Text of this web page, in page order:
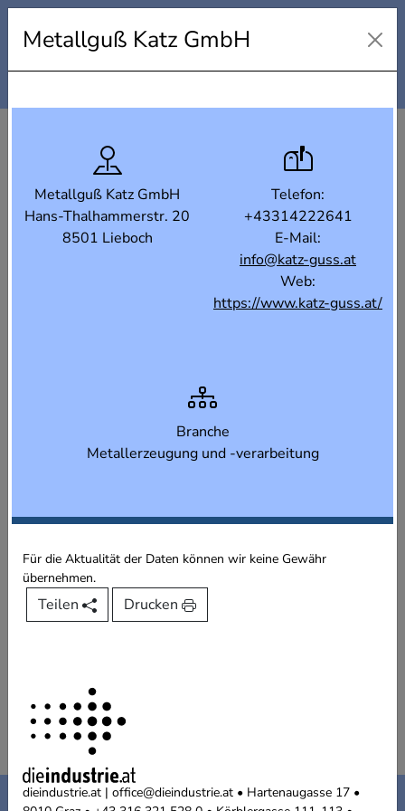
Karte Filter
Metallguß Katz GmbH
Metallguß Katz GmbH
Hans-Thalhammerstr. 20
8501 Lieboch
Telefon:
+43314222641
E-Mail:
info@katz-guss.at
Web:
https://www.katz-guss.at/
Branche
Metallerzeugung und -verarbeitung
Für die Aktualität der Daten können wir keine Gewähr
übernehmen.
Teilen Drucken
dieindustrie.at | office@dieindustrie.at • Hartenaugasse 17 •
Kontakt Impressum